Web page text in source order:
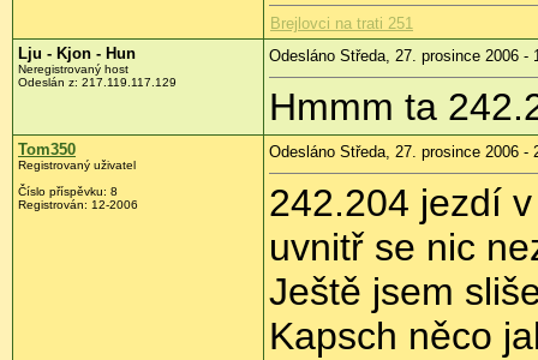
Brejlovci na trati 251
Lju - Kjon - Hun
Neregistrovaný host
Odeslán z: 217.119.117.129
Odesláno Středa, 27. prosince 2006 -
Hmmm ta
Tom350
Registrovaný uživatel
Číslo příspěvku: 8
Registrován: 12-2006
Odesláno Středa, 27. prosince 2006 -
242.204 jezdí
uvnitř se nic
Ještě jsem
Kapsch něco